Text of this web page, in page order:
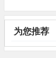
沆瀣：露水。
正阳：六气中
凯风：南风。
内：同纳，容
作痛：他忘却
驾雾，就可以
实际上是自己
第四段诗人的
为您推荐